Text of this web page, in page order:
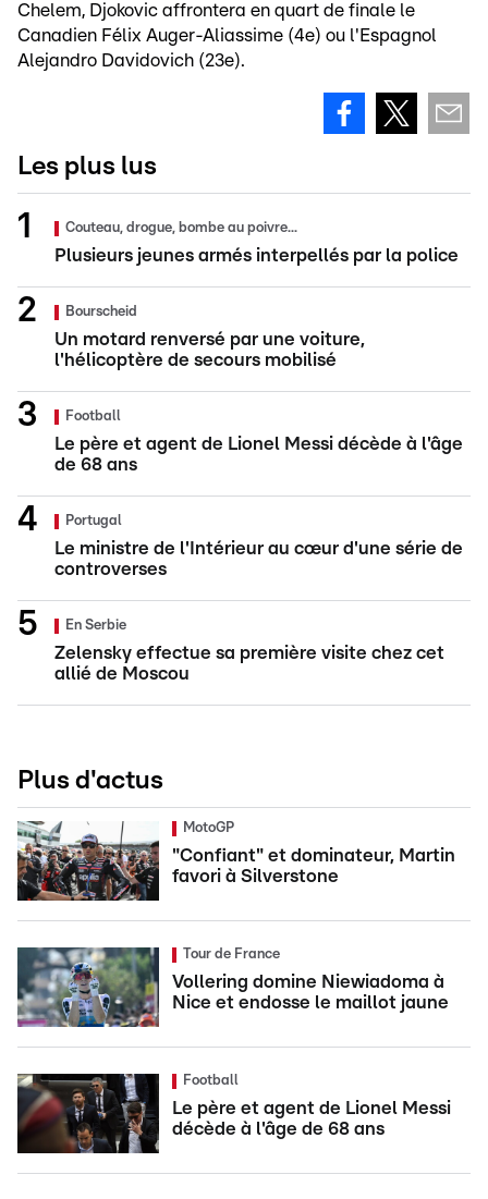
Chelem, Djokovic affrontera en quart de finale le
Canadien Félix Auger-Aliassime (4e) ou l'Espagnol
Alejandro Davidovich (23e).
Les plus lus
Couteau, drogue, bombe au poivre...
Plusieurs jeunes armés interpellés par la police
Bourscheid
Un motard renversé par une voiture,
l'hélicoptère de secours mobilisé
Football
Le père et agent de Lionel Messi décède à l'âge
de 68 ans
Portugal
Le ministre de l'Intérieur au cœur d'une série de
controverses
En Serbie
Zelensky effectue sa première visite chez cet
allié de Moscou
Plus d'actus
MotoGP
"Confiant" et dominateur, Martin
favori à Silverstone
Tour de France
Vollering domine Niewiadoma à
Nice et endosse le maillot jaune
Football
Le père et agent de Lionel Messi
décède à l'âge de 68 ans